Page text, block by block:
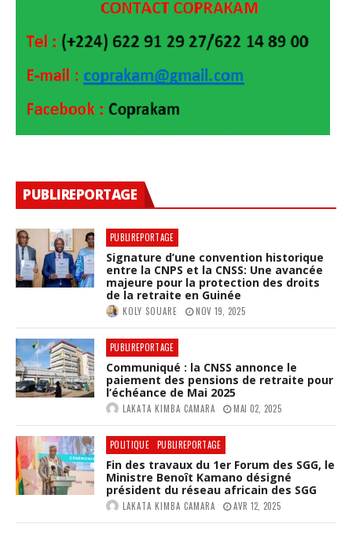
PUBLIREPORTAGE
PUBLIREPORTAGE
Signature d’une convention historique
entre la CNPS et la CNSS: Une avancée
majeure pour la protection des droits
de la retraite en Guinée
KOLY SOUARE NOV 19, 2025
PUBLIREPORTAGE
Communiqué : la CNSS annonce le
paiement des pensions de retraite pour
l’échéance de Mai 2025
LAKATA KIMBA CAMARA MAI 02, 2025
POLITIQUE PUBLIREPORTAGE
Fin des travaux du 1er Forum des SGG, le
Ministre Benoît Kamano désigné
président du réseau africain des SGG
LAKATA KIMBA CAMARA AVR 12, 2025